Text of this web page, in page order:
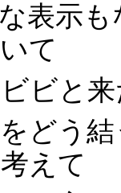
表示
て
ビと
どう
えて